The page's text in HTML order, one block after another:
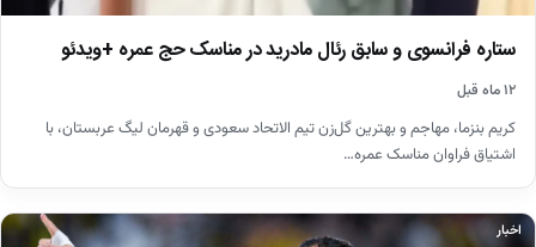
ستاره فرانسوی و سابق رئال مادرید در مناسک حج عمره +ویدئو
۱۲ ماه قبل
کریم بنزما، مهاجم و بهترین گل‌زن تیم الاتحاد سعودی و قهرمان لیگ عربستان، با
اشتیاق فراوان مناسک عمره…
اخبار